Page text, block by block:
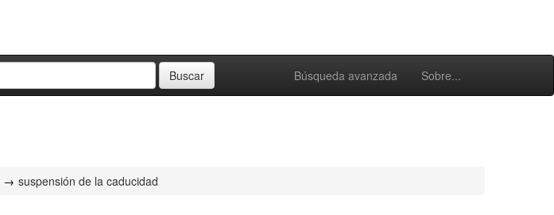
Búsqueda avanzada Sobre...
suspensión de la caducidad